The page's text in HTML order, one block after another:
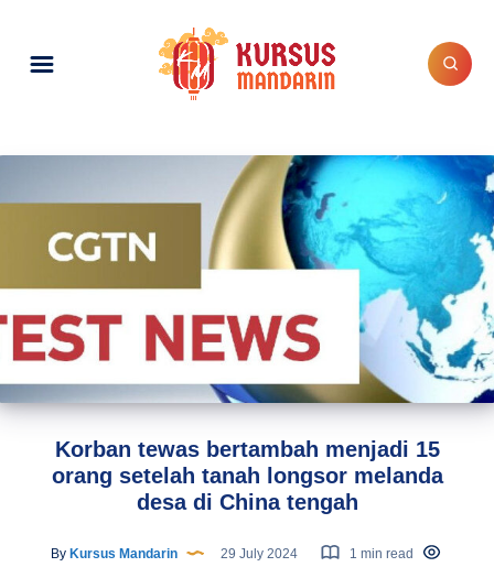
Korban tewas bertambah menjadi 15
orang setelah tanah longsor melanda
desa di China tengah
By Kursus Mandarin 29 July 2024
1 min read